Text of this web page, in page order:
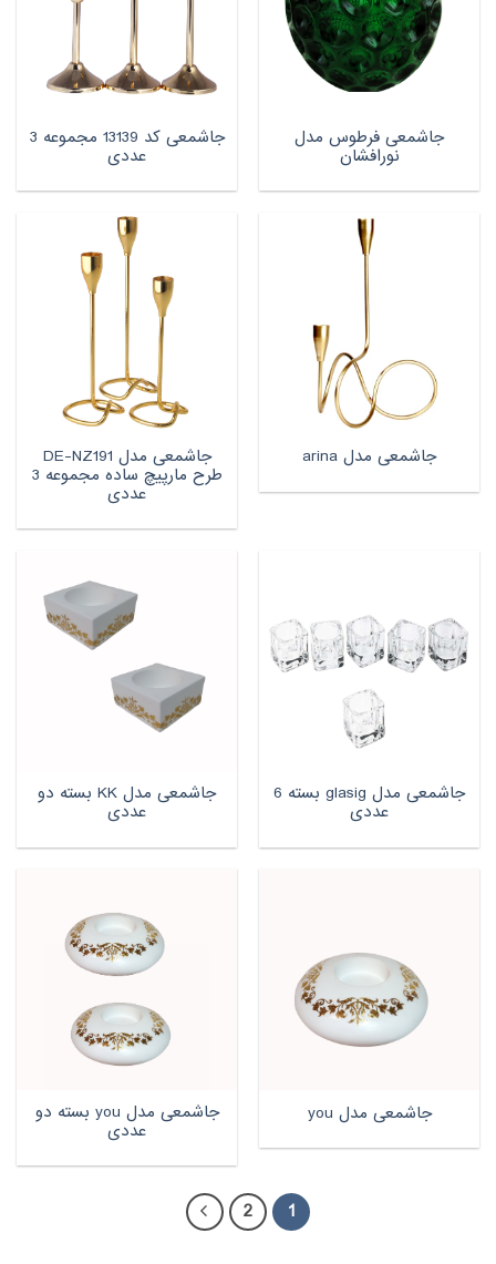
جاشمعی فرطوس مدل
نورافشان
جاشمعی کد 13139 مجموعه 3
عددی
جاشمعی مدل arina جاشمعی مدل DE-NZ191
طرح مارپیچ ساده مجموعه 3
عددی
جاشمعی مدل glasig بسته 6
عددی
جاشمعی مدل KK بسته دو
عددی
جاشمعی مدل you جاشمعی مدل you بسته دو
عددی
1
2